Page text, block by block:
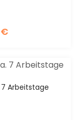
€
Arbeitstage